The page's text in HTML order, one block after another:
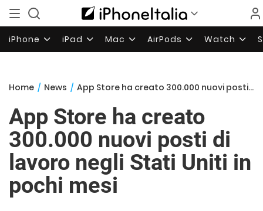
iPhone iPad Mac AirPods Watch
Home / News / App Store ha creato 300.000 nuovi posti di lavoro negli Stati Uniti in pochi mesi
App Store ha creato
300.000 nuovi posti di
lavoro negli Stati Uniti in
pochi mesi